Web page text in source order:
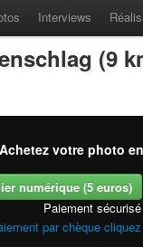
Interviews
(9
Achetez votre photo
numérique (5 euros)
Paiement
par chèque